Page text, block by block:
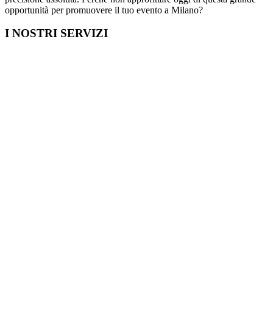
opportunità per promuovere il tuo evento a Milano?
I NOSTRI SERVIZI